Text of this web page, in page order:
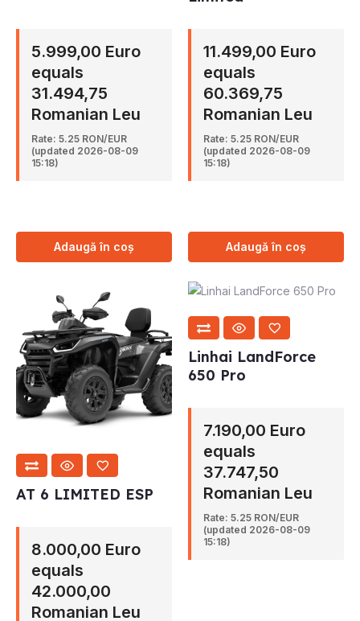
5.999,00 Euro
equals
31.494,75
Romanian Leu
Rate: 5.25 RON/EUR
(updated 2026-08-09
15:18)
Adaugă în coș
11.499,00 Euro
equals
60.369,75
Romanian Leu
Rate: 5.25 RON/EUR
(updated 2026-08-09
15:18)
Adaugă în coș
AT 6 LIMITED ESP
8.000,00 Euro
equals
42.000,00
Romanian Leu
Linhai LandForce
650 Pro
7.190,00 Euro
equals
37.747,50
Romanian Leu
Rate: 5.25 RON/EUR
(updated 2026-08-09
15:18)